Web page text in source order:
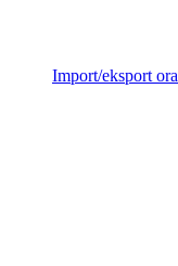
Import/eksport